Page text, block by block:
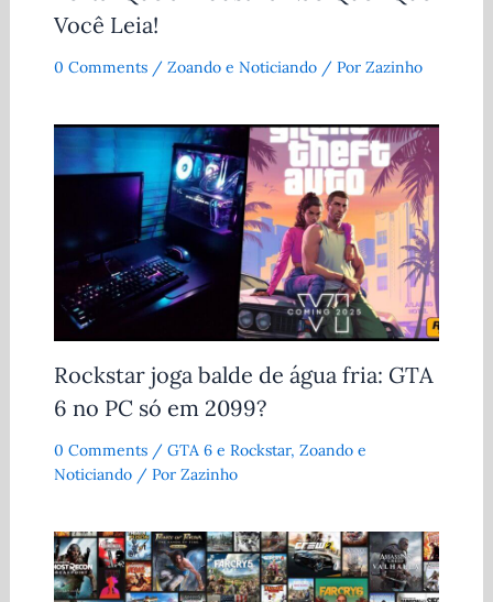
Você Leia!
0 Comments / Zoando e Noticiando/ Por Zazinho
Rockstar joga balde de água fria: GTA
6 no PC só em 2099?
0 Comments / GTA 6 e Rockstar, Zoando e
Noticiando/ Por Zazinho